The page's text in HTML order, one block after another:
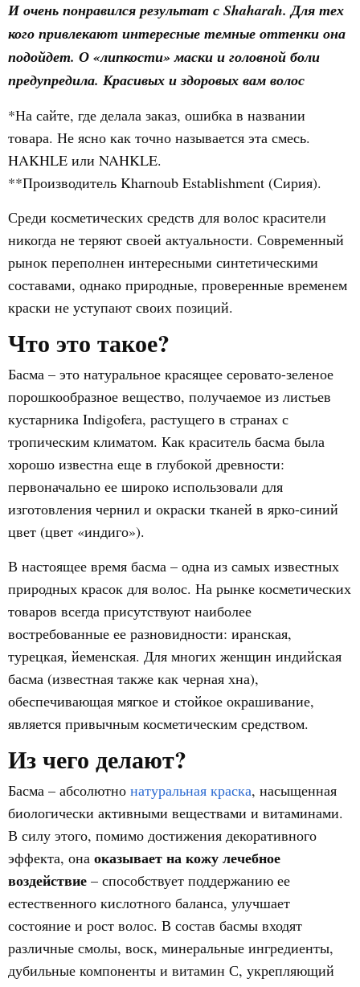
И очень понравился результат с Shaharah. Для тех
кого привлекают интересные темные оттенки она
подойдет. О «липкости» маски и головной боли
предупредила. Красивых и здоровых вам волос
*На сайте, где делала заказ, ошибка в названии
товара. Не ясно как точно называется эта смесь.
HAKHLE или NAHKLE.
**Производитель Kharnoub Establishment (Сирия).
Среди косметических средств для волос красители
никогда не теряют своей актуальности. Современный
рынок переполнен интересными синтетическими
составами, однако природные, проверенные временем
краски не уступают своих позиций.
Что это такое?
Басма – это натуральное красящее серовато-зеленое
порошкообразное вещество, получаемое из листьев
кустарника Indigofera, растущего в странах с
тропическим климатом. Как краситель басма была
хорошо известна еще в глубокой древности:
первоначально ее широко использовали для
изготовления чернил и окраски тканей в ярко-синий
цвет (цвет «индиго»).
В настоящее время басма – одна из самых известных
природных красок для волос. На рынке косметических
товаров всегда присутствуют наиболее
востребованные ее разновидности: иранская,
турецкая, йеменская. Для многих женщин индийская
басма (известная также как черная хна),
обеспечивающая мягкое и стойкое окрашивание,
является привычным косметическим средством.
Из чего делают?
Басма – абсолютно натуральная краска, насыщенная
биологически активными веществами и витаминами.
В силу этого, помимо достижения декоративного
эффекта, она оказывает на кожу лечебное
воздействие – способствует поддержанию ее
естественного кислотного баланса, улучшает
состояние и рост волос. В состав басмы входят
различные смолы, воск, минеральные ингредиенты,
дубильные компоненты и витамин С, укрепляющий